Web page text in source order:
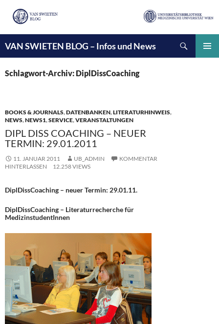
VAN SWIETEN BLOG – Infos und News
INHALT
SPRINGEN
Schlagwort-Archiv: DiplDissCoaching
BOOKS & JOURNALS,DATENBANKEN,LITERATURHINWEIS,
NEWS,NEWS1,SERVICE,VERANSTALTUNGEN
DIPL DISS COACHING – NEUER
TERMIN: 29.01.2011
11. JANUAR 2011 UB_ADMIN
KOMMENTAR
HINTERLASSEN
12.258 VIEWS
DiplDissCoaching – neuer Termin: 29.01.11.
DiplDissCoaching – Literaturrecherche für
MedizinstudentInnen